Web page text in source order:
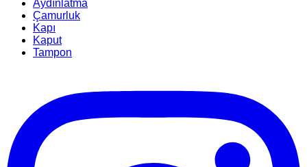
Aydınlatma
Çamurluk
Kapı
Kaput
Tampon